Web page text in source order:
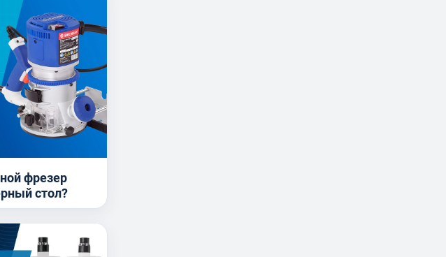
фрезер
стол?